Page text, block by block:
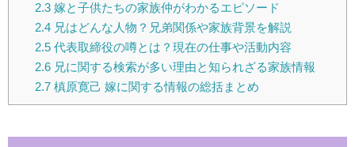
2.3嫁と子供たちの家族仲がわかるエピソード
2.4兄はどんな人物？兄弟関係や家族背景を解説
2.5代表取締役の噂とは？現在の仕事や活動内容
2.6兄に関する検索が多い理由と知られざる家族情報
2.7槙原寛己 嫁に関する情報の総括まとめ